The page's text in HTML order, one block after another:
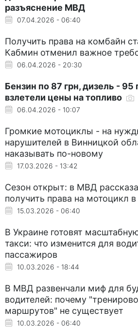
разъяснение МВД
07.04.2026 - 06:40
Получить права на комбайн
Кабмин отменил важное
06.04.2026 - 20:30
Бензин по 87 грн, дизель - 95
взлетели цены на топливо
06.04.2026 - 10:07
Громкие мотоциклы - на
нарушителей в Винницкой
наказывать по-новому
17.03.2026 - 13:42
Сезон открыт: в МВД
получить права на мотоцикл
15.03.2026 - 06:40
В Украине готовят
такси: что изменится для
пассажиров
10.03.2026 - 18:44
В МВД развенчали миф для
водителей: почему
маршрутов" не существует
10.03.2026 - 06:40